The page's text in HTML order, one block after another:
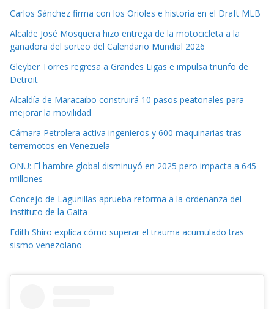
Carlos Sánchez firma con los Orioles e historia en el Draft MLB
Alcalde José Mosquera hizo entrega de la motocicleta a la
ganadora del sorteo del Calendario Mundial 2026
Gleyber Torres regresa a Grandes Ligas e impulsa triunfo de
Detroit
Alcaldía de Maracaibo construirá 10 pasos peatonales para
mejorar la movilidad
Cámara Petrolera activa ingenieros y 600 maquinarias tras
terremotos en Venezuela
ONU: El hambre global disminuyó en 2025 pero impacta a 645
millones
Concejo de Lagunillas aprueba reforma a la ordenanza del
Instituto de la Gaita
Edith Shiro explica cómo superar el trauma acumulado tras
sismo venezolano